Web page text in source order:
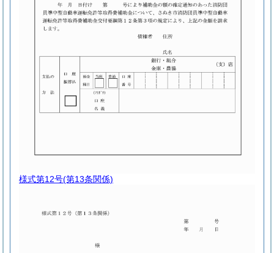
様式第12号(第13条関係)